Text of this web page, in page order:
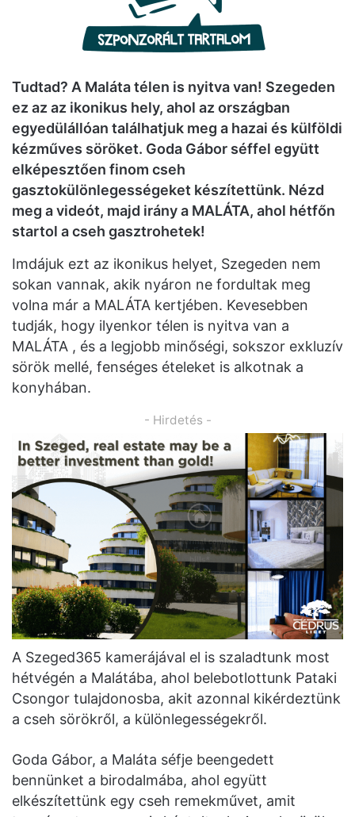
Tudtad? A Maláta télen is nyitva van! Szegeden
ez az az ikonikus hely, ahol az országban
egyedülállóan találhatjuk meg a hazai és külföldi
kézműves söröket. Goda Gábor séffel együtt
elképesztően finom cseh
gasztokülönlegességeket készítettünk. Nézd
meg a videót, majd irány a MALÁTA, ahol hétfőn
startol a cseh gasztrohetek!
Imdájuk ezt az ikonikus helyet, Szegeden nem
sokan vannak, akik nyáron ne fordultak meg
volna már a MALÁTA kertjében. Kevesebben
tudják, hogy ilyenkor télen is nyitva van a
MALÁTA , és a legjobb minőségi, sokszor exkluzív
sörök mellé, fenséges ételeket is alkotnak a
konyhában.
- Hirdetés -
A Szeged365 kamerájával el is szaladtunk most
hétvégén a Malátába, ahol belebotlottunk Pataki
Csongor tulajdonosba, akit azonnal kikérdeztünk
a cseh sörökről, a különlegességekről.
Goda Gábor, a Maláta séfje beengedett
bennünket a birodalmába, ahol együtt
elkészítettünk egy cseh remekművet, amit